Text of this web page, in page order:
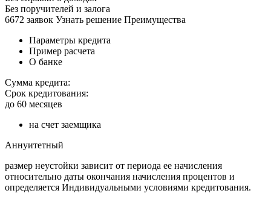
Без поручителей и залога
6672 заявок Узнать решение Преимущества
Параметры кредита
Пример расчета
О банке
Сумма кредита:
Срок кредитования:
до 60 месяцев
на счет заемщика
Аннуитетный
размер неустойки зависит от периода ее начисления
относительно даты окончания начисления процентов и
определяется Индивидуальными условиями кредитования.